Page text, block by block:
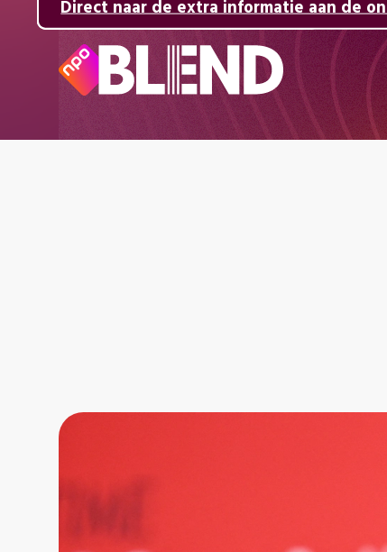
Direct naar de inhoud
Direct naar de hoofdnavigatie
Direct naar de extra informatie aan de